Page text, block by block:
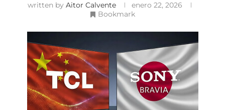
written by Aitor Calvente
enero 22, 2026
Bookmark